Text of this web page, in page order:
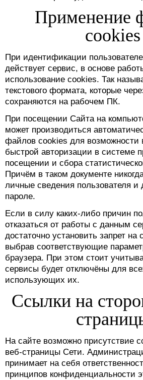
Применение
cookies
При идентификации
действует сервис, в основе
использование cookies. Так
текстового формата, которые
сохраняются на рабочем ПК.
При посещении Сайта на
может производиться
файлов cookies для возможности
быстрой авторизации в системе
посещении и сбора
Причём в таком документе
личные сведения пользователя и
пароле.
Если в силу каких-либо причин
отказаться от работы с данным
достаточно установить запрет на
выбрав соответствующие
браузера. При этом стоит
сервисы будет отключёны для
использующих их.
Ссылки на
На сайте возможно присутствие
веб-страницы Сети.
принимает на себя
принципов конфиденциальности